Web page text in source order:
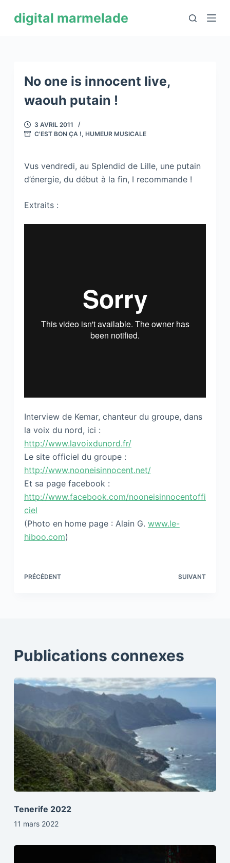
digital marmelade
No one is innocent live,
waouh putain !
3 AVRIL 2011
C'EST BON ÇA !, HUMEUR MUSICALE
Vus vendredi, au Splendid de Lille, une putain
d’énergie, du début à la fin, I recommande !
Extraits :
Interview de Kemar, chanteur du groupe, dans
la voix du nord, ici :
http://www.lavoixdunord.fr/
Le site officiel du groupe :
http://www.nooneisinnocent.net/
Et sa page facebook :
http://www.facebook.com/nooneisinnocentoffi
ciel
(Photo en home page : Alain G. www.le-
hiboo.com)
PRÉCÉDENT SUIVANT
Publications connexes
Tenerife 2022
11 mars 2022